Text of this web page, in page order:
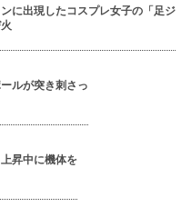
に出現したコスプレ女子の「足ジ
ルが突き刺さっ
昇中に機体を